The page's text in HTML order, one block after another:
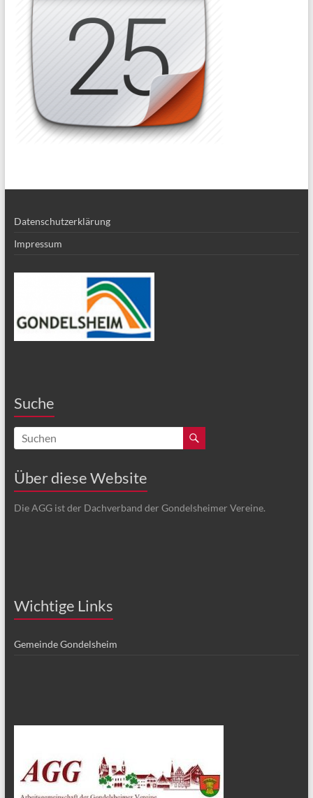
Datenschutzerklärung
Impressum
Suche
Über diese Website
Die AGG ist der Dachverband der Gondelsheimer Vereine.
Wichtige Links
Gemeinde Gondelsheim